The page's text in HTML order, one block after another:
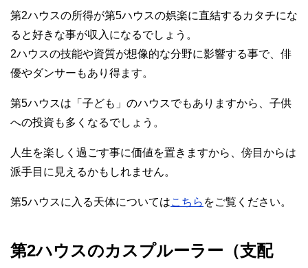
第2ハウスの所得が第5ハウスの娯楽に直結するカタチにな
ると好きな事が収入になるでしょう。
2ハウスの技能や資質が想像的な分野に影響する事で、俳
優やダンサーもあり得ます。
第5ハウスは「子ども」のハウスでもありますから、子供
への投資も多くなるでしょう。
人生を楽しく過ごす事に価値を置きますから、傍目からは
派手目に見えるかもしれません。
第5ハウスに入る天体についてはこちら をご覧ください。
第2ハウスのカスプルーラー（支配